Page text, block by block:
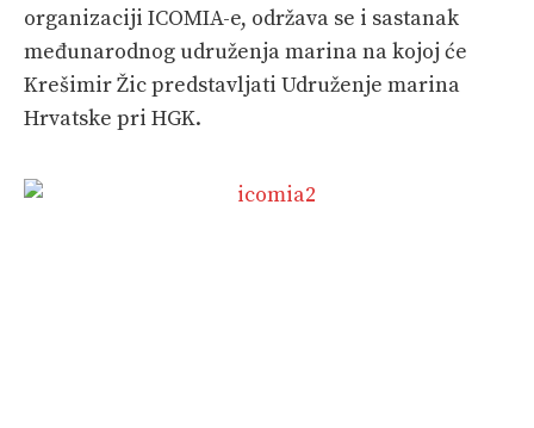
organizaciji ICOMIA-e, održava se i sastanak
međunarodnog udruženja marina na kojoj će
Krešimir Žic predstavljati Udruženje marina
Hrvatske pri HGK.